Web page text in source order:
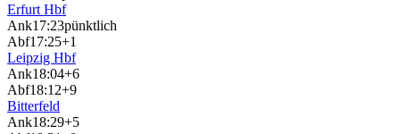
Erfurt Hbf
Ank17:23pünktlich
Abf17:25+1
Leipzig Hbf
Ank18:04+6
Abf18:12+9
Bitterfeld
Ank18:29+5